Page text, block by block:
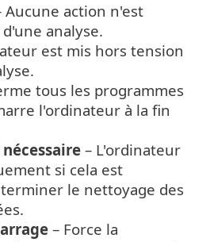
Aucune action n'est
analyse.
est mis hors tension
tous les programmes
l'ordinateur à la fin
– L'ordinateur
si cela est
le nettoyage des
– Force la